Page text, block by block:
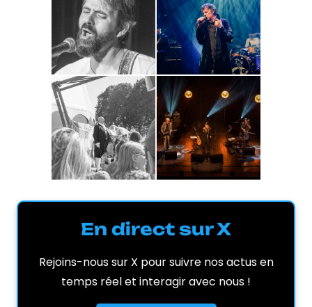
En direct sur X
Rejoins-nous sur X pour suivre nos actus en
temps réel et interagir avec nous !